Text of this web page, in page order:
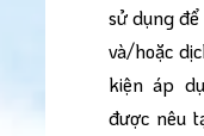
sử dụng
và/hoặc
kiện áp
được nêu